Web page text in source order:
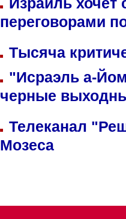
Израиль хочет
переговорами
Тысяча
"Исраэль а-
черные
Телеканал
Мозеса